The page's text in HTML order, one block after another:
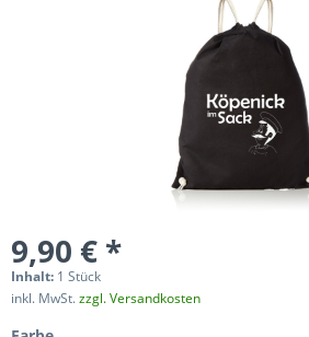
9,90 € *
Inhalt: 1 Stück
inkl. MwSt.zzgl. Versandkosten